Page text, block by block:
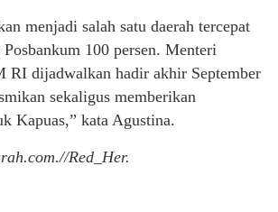
menjadi salah satu daerah tercepat
100 persen. Menteri
RI dijadwalkan hadir akhir September
sekaligus memberikan
Kapuas,” kata Agustina.
Red_Her.